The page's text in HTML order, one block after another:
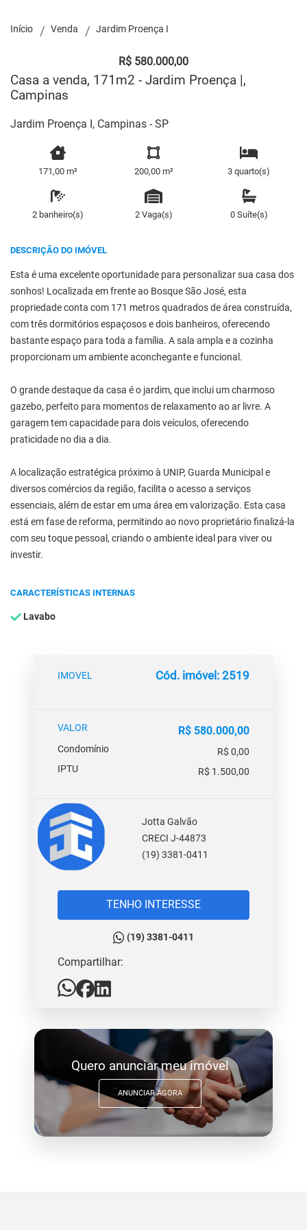
Início Venda Jardim Proença I
R$ 580.000,00
Casa a venda, 171m2 - Jardim Proença |,
Campinas
Jardim Proença I, Campinas - SP
171,00 m² 200,00 m² 3 quarto(s)
2 banheiro(s) 2 Vaga(s) 0 Suíte(s)
DESCRIÇÃO DO IMÓVEL
Esta é uma excelente oportunidade para personalizar sua casa dos
sonhos! Localizada em frente ao Bosque São José, esta
propriedade conta com 171 metros quadrados de área construída,
com três dormitórios espaçosos e dois banheiros, oferecendo
bastante espaço para toda a família. A sala ampla e a cozinha
proporcionam um ambiente aconchegante e funcional.
O grande destaque da casa é o jardim, que inclui um charmoso
gazebo, perfeito para momentos de relaxamento ao ar livre. A
garagem tem capacidade para dois veículos, oferecendo
praticidade no dia a dia.
A localização estratégica próximo à UNIP, Guarda Municipal e
diversos comércios da região, facilita o acesso a serviços
essenciais, além de estar em uma área em valorização. Esta casa
está em fase de reforma, permitindo ao novo proprietário finalizá-la
com seu toque pessoal, criando o ambiente ideal para viver ou
investir.
CARACTERÍSTICAS INTERNAS
Lavabo
IMOVEL Cód. imóvel: 2519
VALOR R$ 580.000,00
Condomínio
R$ 0,00
IPTU
R$ 1.500,00
Jotta Galvão
CRECI J-44873
(19) 3381-0411
TENHO INTERESSE
(19) 3381-0411
Compartilhar:
Quero anunciar meu imóvel
ANUNCIAR AGORA